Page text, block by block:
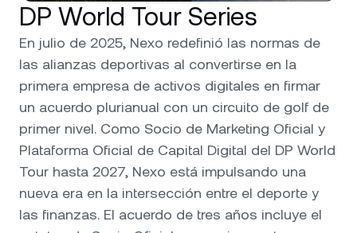
DP World Tour Series
En julio de 2025, Nexo redefinió las normas de
las alianzas deportivas al convertirse en la
primera empresa de activos digitales en firmar
un acuerdo plurianual con un circuito de golf de
primer nivel. Como Socio de Marketing Oficial y
Plataforma Oficial de Capital Digital del DP World
Tour hasta 2027, Nexo está impulsando una
nueva era en la intersección entre el deporte y
las finanzas. El acuerdo de tres años incluye el